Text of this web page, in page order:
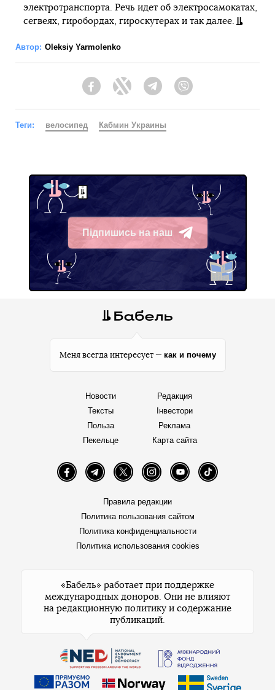
электротранспорта. Речь идет об электросамокатах,
сегвеях, гиробордах, гироскутерах и так далее.
Автор: Oleksiy Yarmolenko
FacebookTwitter Telegram
Теги: велосипед Кабмин Украины
Підпишись на наш
Telegram
Меня всегда интересует — как и почему
Новости
Тексты
Польза
Пекельце
Редакция
Інвестори
Реклама
Карта сайта
FacebookTelegramTwitter InstagramYouTube TikTok
Правила редакции
Политика пользования сайтом
Политика конфиденциальности
Политика использования cookies
«Бабель» работает при поддержке
международных доноров. Они не влияют
на редакционную политику и содержание
публикаций.